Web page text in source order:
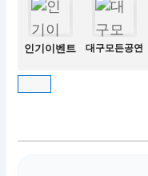
인기이벤트 대구모든공연